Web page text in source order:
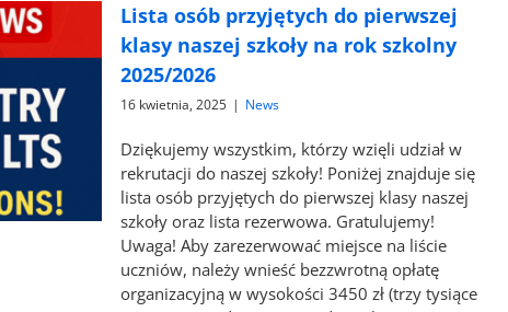
Lista osób przyjętych do pierwszej
klasy naszej szkoły na rok szkolny
2025/2026
16 kwietnia, 2025 | News
Dziękujemy wszystkim, którzy wzięli udział w
rekrutacji do naszej szkoły! Poniżej znajduje się
lista osób przyjętych do pierwszej klasy naszej
szkoły oraz lista rezerwowa. Gratulujemy!
Uwaga! Aby zarezerwować miejsce na liście
uczniów, należy wnieść bezzwrotną opłatę
organizacyjną w wysokości 3450 zł (trzy tysiące